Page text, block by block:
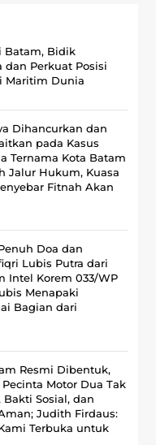
Batam, Bidik
dan Perkuat Posisi
Maritim Dunia
Dihancurkan dan
pada Kasus
Ternama Kota Batam
Jalur Hukum, Kuasa
Fitnah Akan
Doa dan
Lubis Putra dari
Intel Korem 033/WP
Menapaki
Bagian dari
Resmi Dibentuk,
Motor Dua Tak
Bakti Sosial, dan
Judith Firdaus:
Terbuka untuk